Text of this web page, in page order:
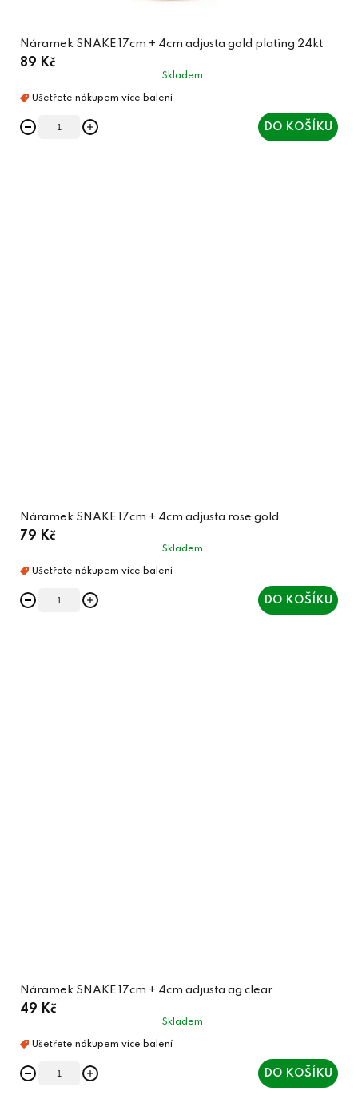
Náramek SNAKE 17cm + 4cm adjusta gold plating 24kt
89 Kč
Skladem
DO KOŠÍKU
Náramek SNAKE 17cm + 4cm adjusta rose gold
79 Kč
Skladem
DO KOŠÍKU
Náramek SNAKE 17cm + 4cm adjusta ag clear
49 Kč
Skladem
DO KOŠÍKU